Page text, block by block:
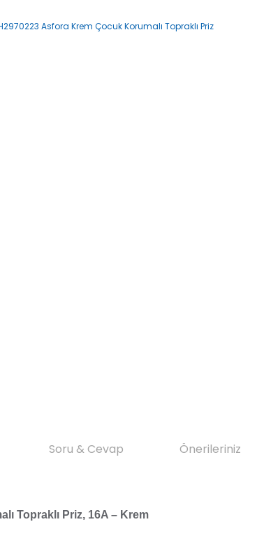
Soru & Cevap Önerileriniz
Topraklı Priz, 16A – Krem